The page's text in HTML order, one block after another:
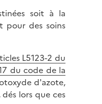
soit à la
pour des soins
L5123-2 du
du code de la
d'azote,
dés lors que ces